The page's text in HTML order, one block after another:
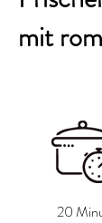
mit
20